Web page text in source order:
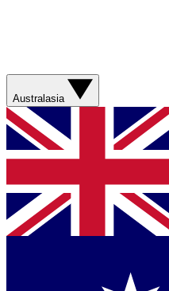
Australasia